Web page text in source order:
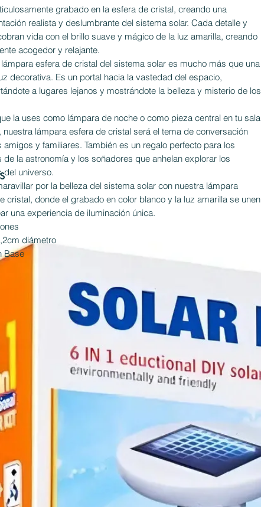
grabado en la esfera de cristal, creando una
realista y deslumbrante del sistema solar. Cada detalle y
vida con el brillo suave y mágico de la luz amarilla, creando
acogedor y relajante.
esfera de cristal del sistema solar es mucho más que una
decorativa. Es un portal hacia la vastedad del espacio,
a lugares lejanos y mostrándote la belleza y misterio de los
la uses como lámpara de noche o como pieza central en tu sala
nuestra lámpara esfera de cristal será el tema de conversación
amigos y familiares. También es un regalo perfecto para los
de la astronomía y los soñadores que anhelan explorar los
del universo.
por la belleza del sistema solar con nuestra lámpara
cristal, donde el grabado en color blanco y la luz amarilla se unen
una experiencia de iluminación única.
diámetro
Base